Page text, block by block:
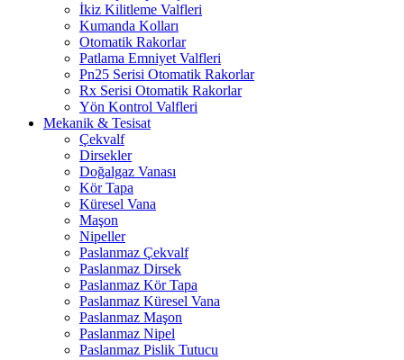
İkiz Kilitleme Valfleri
Kumanda Kolları
Otomatik Rakorlar
Patlama Emniyet Valfleri
Pn25 Serisi Otomatik Rakorlar
Rx Serisi Otomatik Rakorlar
Yön Kontrol Valfleri
Mekanik & Tesisat
Çekvalf
Dirsekler
Doğalgaz Vanası
Kör Tapa
Küresel Vana
Maşon
Nipeller
Paslanmaz Çekvalf
Paslanmaz Dirsek
Paslanmaz Kör Tapa
Paslanmaz Küresel Vana
Paslanmaz Maşon
Paslanmaz Nipel
Paslanmaz Pislik Tutucu